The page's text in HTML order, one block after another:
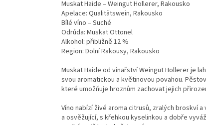
Muskat Haide – Weingut Hollerer, Rakousko
Apelace: Qualitätswein, Rakousko
Bílé víno – Suché
Odrůda: Muskat Ottonel
Alkohol: přibližně 12 %
Region: Dolní Rakousy, Rakousko
Muskat Haide od vinařství Weingut Hollerer je
svou aromatickou a květinovou povahou.
které umožňuje hroznům zachovat jejich
Víno nabízí živé aroma citrusů, zralých broskví
a osvěžující, s křehkou kyselinkou a dobře